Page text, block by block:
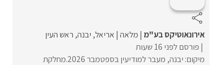
אירונאוטיקס בע"מ מלאה אריאל יבנה ראש העין
פורסם לפני 16 שעות
מיקום: יבנה, מעבר למודיעין בספטמבר 2026.מחלקת